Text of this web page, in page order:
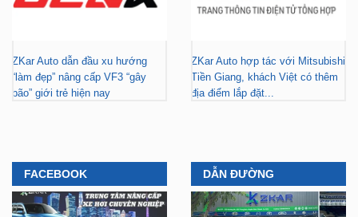
ZKar Auto dẫn đầu xu hướng
“làm đẹp” nâng cấp VF3 “gây
bão” giới trẻ hiện nay
ZKar Auto hợp tác với Mitsubishi
Tiền Giang, khách Việt có thêm
địa điểm lắp đặt...
FACEBOOK DẪN ĐƯỜNG